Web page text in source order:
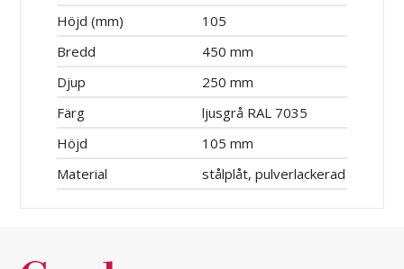
Höjd (mm)
105
Bredd
450 mm
Djup
250 mm
Färg
ljusgrå RAL 7035
Höjd
105 mm
Material
stålplåt, pulverlackerad